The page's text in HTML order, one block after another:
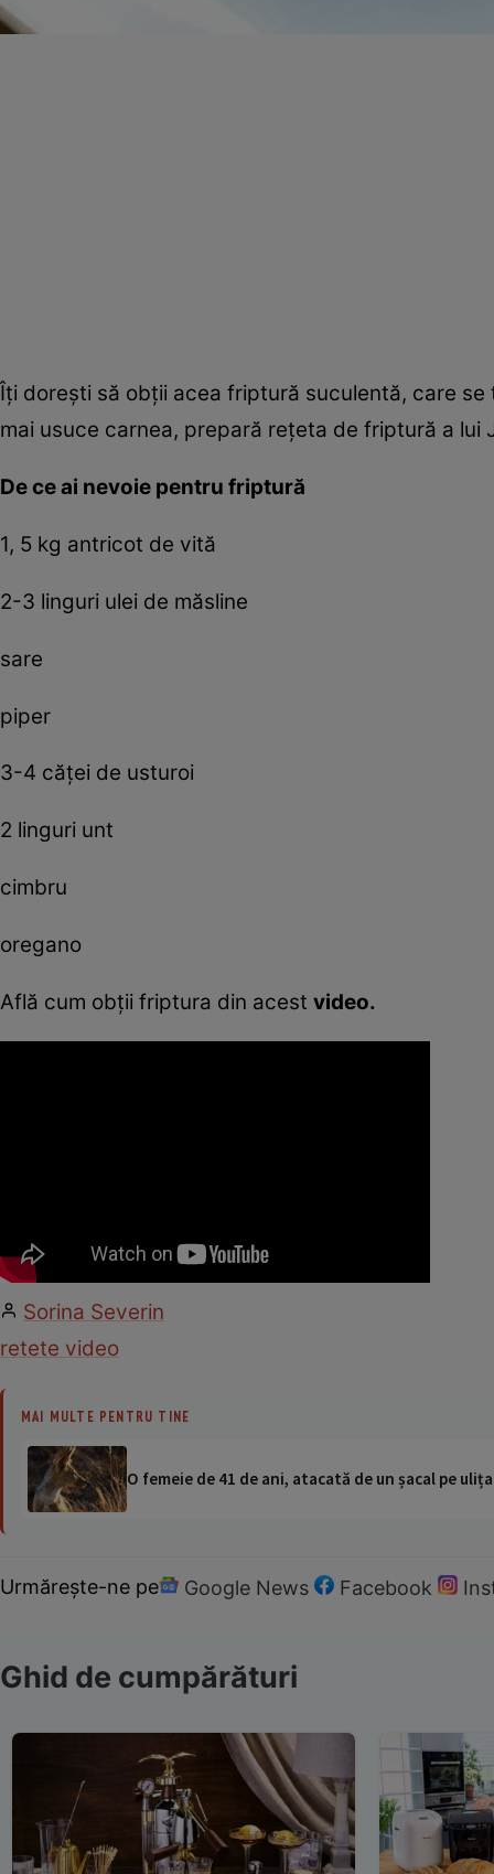
Îţi doreşti să obţii acea friptură suculentă, care
mai usuce carnea, prepară reţeta de friptură a lui
De ce ai nevoie pentru friptură
1, 5 kg antricot de vită
2-3 linguri ulei de măsline
sare
piper
3-4 căţei de usturoi
2 linguri unt
cimbru
oregano
Află cum obţii friptura din acest video.
Sorina Severin
retete video
MAI MULTE PENTRU TINE
O femeie de 41 de ani, atacată de un șacal pe
Urmărește-ne pe Google News Facebook
Ghid de cumpărături